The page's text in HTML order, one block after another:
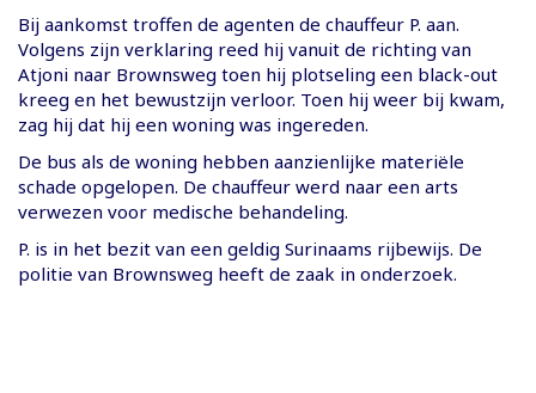
Bij aankomst troffen de agenten de chauffeur P. aan.
Volgens zijn verklaring reed hij vanuit de richting van
Atjoni naar Brownsweg toen hij plotseling een black-out
kreeg en het bewustzijn verloor. Toen hij weer bij kwam,
zag hij dat hij een woning was ingereden.
De bus als de woning hebben aanzienlijke materiële
schade opgelopen. De chauffeur werd naar een arts
verwezen voor medische behandeling.
P. is in het bezit van een geldig Surinaams rijbewijs. De
politie van Brownsweg heeft de zaak in onderzoek.